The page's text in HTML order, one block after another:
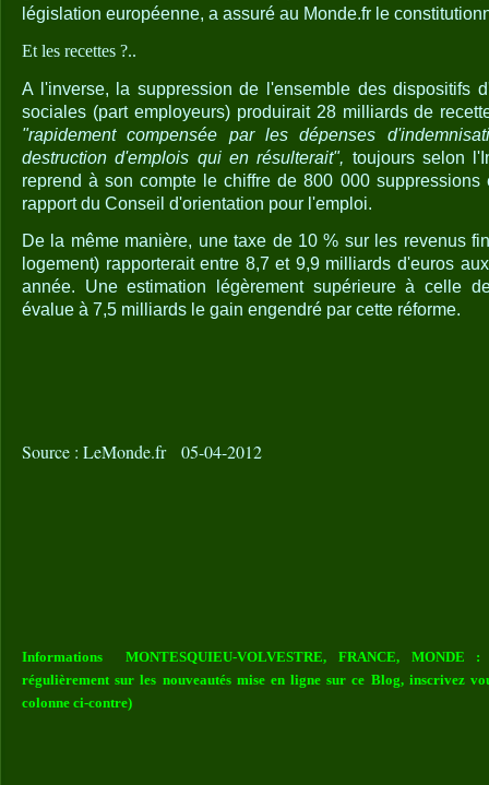
législation européenne, a assuré au Monde.fr le
Et les recettes ?..
A l'inverse, la suppression de l'ensemble des dispositifs
sociales (part employeurs) produirait 28 milliards de
"rapidement compensée par les dépenses
destruction d'emplois qui en résulterait", toujours selon
reprend à son compte le chiffre de 800 000
rapport du Conseil d'orientation pour l'emploi.
De la même manière, une taxe de 10 % sur les revenus
logement) rapporterait entre 8,7 et 9,9 milliards d'euros
année. Une estimation légèrement supérieure à celle
évalue à 7,5 milliards le gain engendré par cette réforme.
Source : LeMonde.fr 05-04-2012
Informations MONTESQUIEU-VOLVESTRE, FRANCE, MONDE
régulièrement sur les nouveautés mise en ligne sur ce Blog, inscrivez
colonne ci-contre)